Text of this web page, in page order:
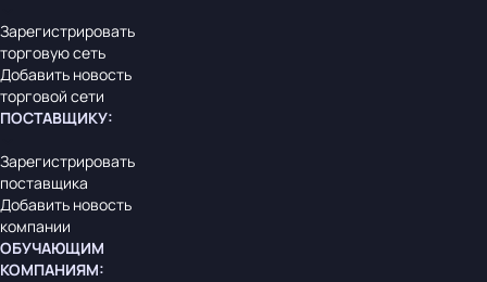
Зарегистрировать
торговую сеть
Добавить новость
торговой сети
ПОСТАВЩИКУ:
Зарегистрировать
поставщика
Добавить новость
компании
ОБУЧАЮЩИМ
КОМПАНИЯМ: